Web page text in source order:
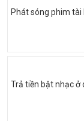
Phát sóng phim tài
Trả tiền bật nhạc ở